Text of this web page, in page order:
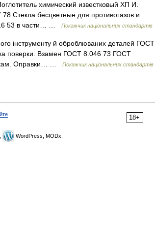
химический известковый ХП И.
Стекла бесцветные для противогазов и
53 в части… …
Покажчик національних стандартів
інструменту й оброблюваних деталей ГОСТ
поверки. Взамен ГОСТ 8.046 73 ГОСТ
Оправки… …
Покажчик національних стандартів
18+
WordPress, MODx.